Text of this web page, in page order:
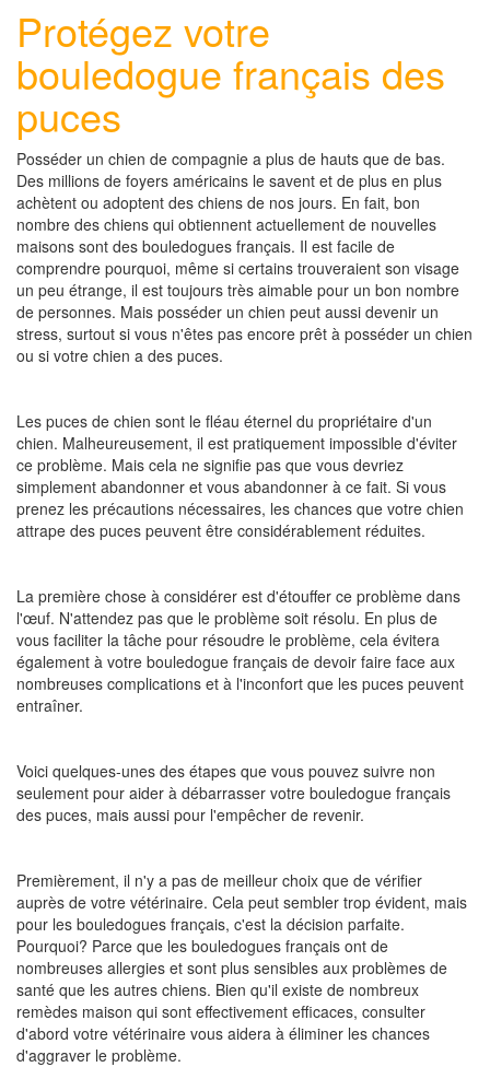
Protégez votre
bouledogue français des
puces
Posséder un chien de compagnie a plus de hauts que de bas.
Des millions de foyers américains le savent et de plus en plus
achètent ou adoptent des chiens de nos jours. En fait, bon
nombre des chiens qui obtiennent actuellement de nouvelles
maisons sont des bouledogues français. Il est facile de
comprendre pourquoi, même si certains trouveraient son visage
un peu étrange, il est toujours très aimable pour un bon nombre
de personnes. Mais posséder un chien peut aussi devenir un
stress, surtout si vous n'êtes pas encore prêt à posséder un chien
ou si votre chien a des puces.
Les puces de chien sont le fléau éternel du propriétaire d'un
chien. Malheureusement, il est pratiquement impossible d'éviter
ce problème. Mais cela ne signifie pas que vous devriez
simplement abandonner et vous abandonner à ce fait. Si vous
prenez les précautions nécessaires, les chances que votre chien
attrape des puces peuvent être considérablement réduites.
La première chose à considérer est d'étouffer ce problème dans
l'œuf. N'attendez pas que le problème soit résolu. En plus de
vous faciliter la tâche pour résoudre le problème, cela évitera
également à votre bouledogue français de devoir faire face aux
nombreuses complications et à l'inconfort que les puces peuvent
entraîner.
Voici quelques-unes des étapes que vous pouvez suivre non
seulement pour aider à débarrasser votre bouledogue français
des puces, mais aussi pour l'empêcher de revenir.
Premièrement, il n'y a pas de meilleur choix que de vérifier
auprès de votre vétérinaire. Cela peut sembler trop évident, mais
pour les bouledogues français, c'est la décision parfaite.
Pourquoi? Parce que les bouledogues français ont de
nombreuses allergies et sont plus sensibles aux problèmes de
santé que les autres chiens. Bien qu'il existe de nombreux
remèdes maison qui sont effectivement efficaces, consulter
d'abord votre vétérinaire vous aidera à éliminer les chances
d'aggraver le problème.